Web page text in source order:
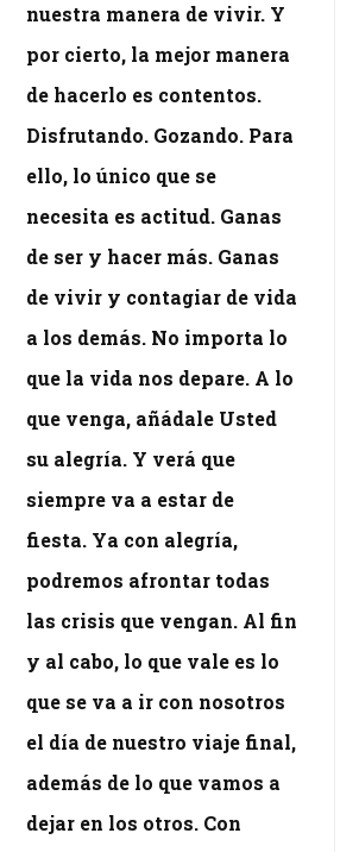
nuestra manera de vivir. Y
por cierto, la mejor manera
de hacerlo es contentos.
Disfrutando. Gozando. Para
ello, lo único que se
necesita es actitud. Ganas
de ser y hacer más. Ganas
de vivir y contagiar de vida
a los demás. No importa lo
que la vida nos depare. A lo
que venga, añádale Usted
su alegría. Y verá que
siempre va a estar de
fiesta. Ya con alegría,
podremos afrontar todas
las crisis que vengan. Al fin
y al cabo, lo que vale es lo
que se va a ir con nosotros
el día de nuestro viaje final,
además de lo que vamos a
dejar en los otros. Con